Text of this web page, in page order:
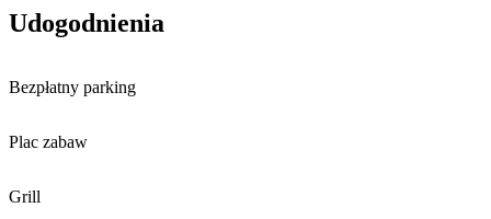
dziećmi. p.s. Pozdrawiamy Właścicieli.
Udogodnienia
Bezpłatny parking
Plac zabaw
Grill